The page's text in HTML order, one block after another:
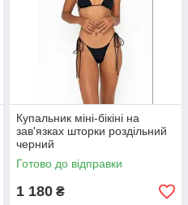
Купальник міні-бікіні на
зав'язках шторки роздільний
черний
Готово до відправки
1 180 ₴